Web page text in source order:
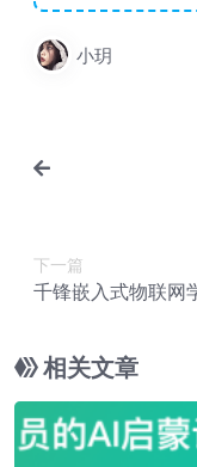
小玥
下一篇
千锋嵌入式物联网
相关文章